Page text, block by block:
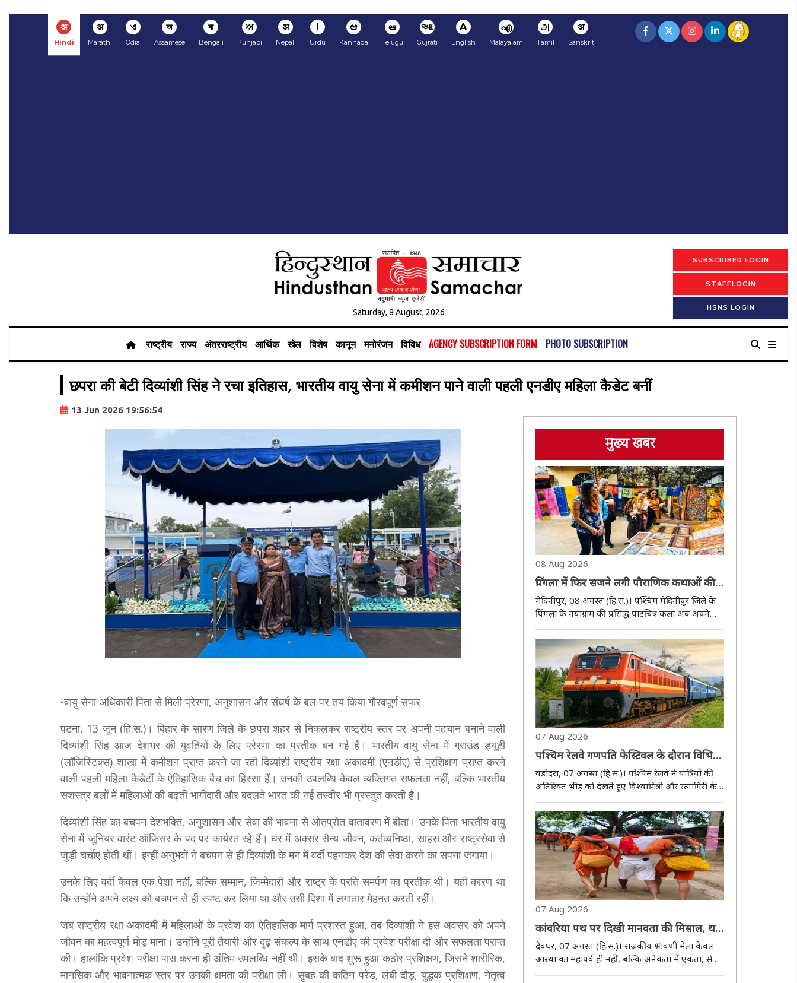
अ
Hindi
अ
Marathi
ଏ
Odia
অ
Assamese
বা
Bengali
ਅ
Punjabi
अ
Nepali
ا
Urdu
ಆ
Kannada
ఆ
Telugu
આ
Gujrati
A
English
എ
Malayalam
அ
Tamil
अ
Sanskrit
Saturday, 8 August, 2026
SUBSCRIBER LOGIN
STAFFLOGIN
HSNS LOGIN
राष्ट्रीय राज्य अंतरराष्ट्रीय आर्थिक खेल विशेष कानून मनोरंजन विविध AGENCY SUBSCRIPTION FORM PHOTO SUBSCRIPTION
छपरा की बेटी दिव्यांशी सिंह ने रचा इतिहास, भारतीय वायु सेना में कमीशन पाने वाली पहली एनडीए महिला कैडेट बनीं
13 Jun 2026 19:56:54
-वायु सेना अधिकारी पिता से मिली प्रेरणा, अनुशासन और संघर्ष के बल पर तय किया गौरवपूर्ण सफर
पटना, 13 जून (हि.स.)। बिहार के सारण जिले के छपरा शहर से निकलकर राष्ट्रीय स्तर पर अपनी पहचान बनाने वाली
दिव्यांशी सिंह आज देशभर की युवतियों के लिए प्रेरणा का प्रतीक बन गई हैं। भारतीय वायु सेना में ग्राउंड ड्यूटी
(लॉजिस्टिक्स) शाखा में कमीशन प्राप्त करने जा रही दिव्यांशी राष्ट्रीय रक्षा अकादमी (एनडीए) से प्रशिक्षण प्राप्त करने
वाली पहली महिला कैडेटों के ऐतिहासिक बैच का हिस्सा हैं। उनकी उपलब्धि केवल व्यक्तिगत सफलता नहीं, बल्कि भारतीय
सशस्त्र बलों में महिलाओं की बढ़ती भागीदारी और बदलते भारत की नई तस्वीर भी प्रस्तुत करती है।
दिव्यांशी सिंह का बचपन देशभक्ति, अनुशासन और सेवा की भावना से ओतप्रोत वातावरण में बीता। उनके पिता भारतीय वायु
सेना में जूनियर वारंट ऑफिसर के पद पर कार्यरत रहे हैं। घर में अक्सर सैन्य जीवन, कर्तव्यनिष्ठा, साहस और राष्ट्रसेवा से
जुड़ी चर्चाएं होती थीं। इन्हीं अनुभवों ने बचपन से ही दिव्यांशी के मन में वर्दी पहनकर देश की सेवा करने का सपना जगाया।
उनके लिए वर्दी केवल एक पेशा नहीं, बल्कि सम्मान, जिम्मेदारी और राष्ट्र के प्रति समर्पण का प्रतीक थी। यही कारण था
कि उन्होंने अपने लक्ष्य को बचपन से ही स्पष्ट कर लिया था और उसी दिशा में लगातार मेहनत करती रहीं।
जब राष्ट्रीय रक्षा अकादमी में महिलाओं के प्रवेश का ऐतिहासिक मार्ग प्रशस्त हुआ, तब दिव्यांशी ने इस अवसर को अपने
जीवन का महत्वपूर्ण मोड़ माना। उन्होंने पूरी तैयारी और दृढ़ संकल्प के साथ एनडीए की प्रवेश परीक्षा दी और सफलता प्राप्त
की। हालांकि प्रवेश परीक्षा पास करना ही अंतिम उपलब्धि नहीं थी। इसके बाद शुरू हुआ कठोर प्रशिक्षण, जिसने शारीरिक,
मानसिक और भावनात्मक स्तर पर उनकी क्षमता की परीक्षा ली। सुबह की कठिन परेड, लंबी दौड़, युद्धक प्रशिक्षण, नेतृत्व
मुख्य खबर
08 Aug 2026
पिंगला में फिर सजने लगी पौराणिक कथाओं की
रंगीन दुनिया, कपड़ों से गहनों तक पहुंची पाटचित्र
कला
मेदिनीपुर, 08 अगस्त (हि.स.)। पश्चिम मेदिनीपुर जिले के
पिंगला के नयाग्राम की प्रसिद्ध पाटचित्र कला अब अपने
पारंपरिक स्वरूप से आगे बढ़कर आधुनिक जीवन का
हिस्सा बन रही है। कभी घर-घर घूमकर रामायण, महाभारत,
मनसामंगल, चंडीमंगल और कृष्णलीला की कथाएं सुनाकर..
07 Aug 2026
पश्चिम रेलवे गणपति फेस्टिवल के दौरान विभिन्न
गंतव्यों के लिए चलाएगी स्पेशल ट्रेनें
वडोदरा, 07 अगस्त (हि.स.)। पश्चिम रेलवे ने यात्रियों की
अतिरिक्त भीड़ को देखते हुए विश्वामित्री और रत्नागिरी के
बीच विशेष किराये पर दो स्पेशल ट्रेनों के संचालन की
घोषणा की है। इन ट्रेनों का संचालन सितंबर माह में निर्धारित
तिथियों पर किया जाएगा। दोनो..
07 Aug 2026
कांवरिया पथ पर दिखी मानवता की मिसाल, थके
डाक बम को सहारा देकर मंदिर तक पहुंचाया
देवघर, 07 अगस्त (हि.स.)। राजकीय श्रावणी मेला केवल
आस्था का महापर्व ही नहीं, बल्कि अनेकता में एकता, सेवा
और आपसी सहयोग की भावना का भी जीवंत उदाहरण